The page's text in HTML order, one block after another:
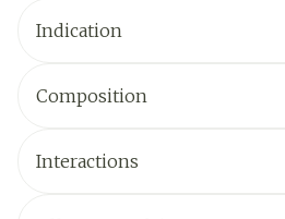
Indication
Composition
Interactions